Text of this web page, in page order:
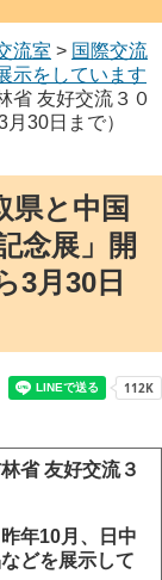
流室 > 国際交流
示をしています
省 友好交流３０
30日まで）
県と中国
念展」開
3月30日
省 友好交流３
年10月、日中
どを展示して